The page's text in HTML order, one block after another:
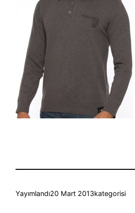
Yayımlandı20 Mart 2013kategorisi